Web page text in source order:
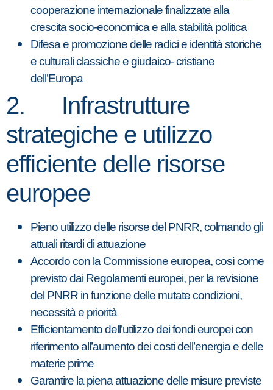
cooperazione internazionale finalizzate alla
crescita socio-economica e alla stabilità politica
Difesa e promozione delle radici e identità storiche
e culturali classiche e giudaico- cristiane
dell’Europa
2. Infrastrutture
strategiche e utilizzo
efficiente delle risorse
europee
Pieno utilizzo delle risorse del PNRR, colmando gli
attuali ritardi di attuazione
Accordo con la Commissione europea, così come
previsto dai Regolamenti europei, per la revisione
del PNRR in funzione delle mutate condizioni,
necessità e priorità
Efficientamento dell’utilizzo dei fondi europei con
riferimento all’aumento dei costi dell’energia e delle
materie prime
Garantire la piena attuazione delle misure previste